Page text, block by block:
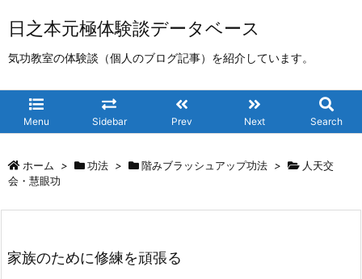
日之本元極体験談データベース
気功教室の体験談（個人のブログ記事）を紹介しています。
Menu Sidebar Prev Next Search
ホーム > 功法 > 階みブラッシュアップ功法 >
人天交
会・慧眼功
家族のために修練を頑張る